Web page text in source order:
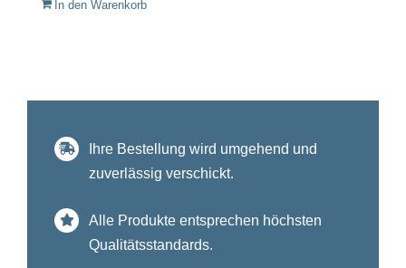
In den Warenkorb
Ihre Bestellung wird umgehend und
zuverlässig verschickt.
Alle Produkte entsprechen höchsten
Qualitätsstandards.